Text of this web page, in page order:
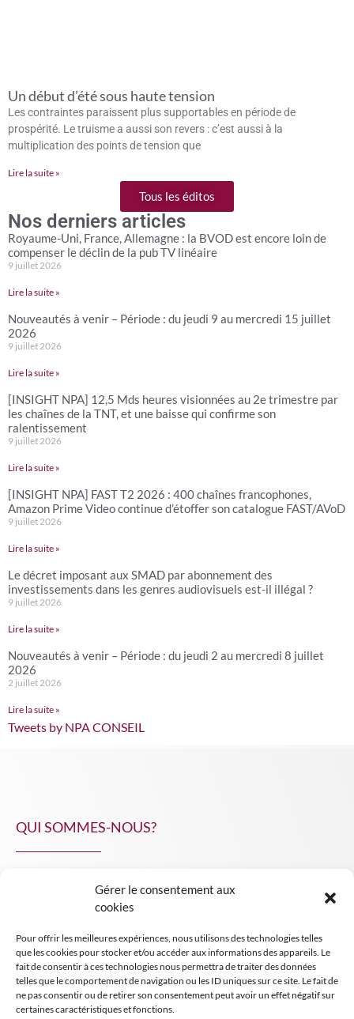
Gérer le consentement aux
cookies
Pour offrir les meilleures expériences, nous utilisons des technologies telles
que les cookies pour stocker et/ou accéder aux informations des appareils. Le
fait de consentir à ces technologies nous permettra de traiter des données
telles que le comportement de navigation ou les ID uniques sur ce site. Le fait de
ne pas consentir ou de retirer son consentement peut avoir un effet négatif sur
certaines caractéristiques et fonctions.
Un début d’été sous haute tension
Les contraintes paraissent plus supportables en période de
prospérité. Le truisme a aussi son revers : c’est aussi à la
multiplication des points de tension que
Lire la suite »
Tous les éditos
Nos derniers articles
Royaume-Uni, France, Allemagne : la BVOD est encore loin de
compenser le déclin de la pub TV linéaire
9 juillet 2026
Lire la suite »
Nouveautés à venir – Période : du jeudi 9 au mercredi 15 juillet
2026
9 juillet 2026
Lire la suite »
[INSIGHT NPA] 12,5 Mds heures visionnées au 2e trimestre par
les chaînes de la TNT, et une baisse qui confirme son
ralentissement
9 juillet 2026
Lire la suite »
[INSIGHT NPA] FAST T2 2026 : 400 chaînes francophones,
Amazon Prime Video continue d’étoffer son catalogue FAST/AVoD
9 juillet 2026
Lire la suite »
Le décret imposant aux SMAD par abonnement des
investissements dans les genres audiovisuels est-il illégal ?
9 juillet 2026
Lire la suite »
Nouveautés à venir – Période : du jeudi 2 au mercredi 8 juillet
2026
2 juillet 2026
Lire la suite »
Tweets by NPA CONSEIL
QUI SOMMES-NOUS?
INSIGHT NPA